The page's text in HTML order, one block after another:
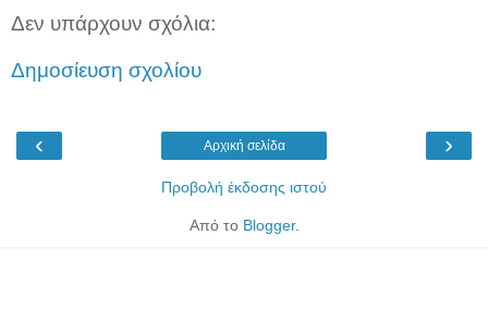
Δεν υπάρχουν σχόλια:
Δημοσίευση σχολίου
‹ ›
Αρχική σελίδα
Προβολή έκδοσης ιστού
Από το Blogger.